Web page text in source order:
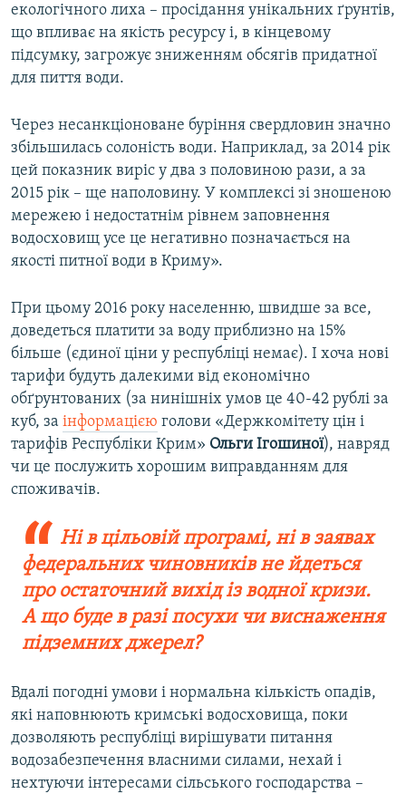
екологічного лиха – просідання унікальних ґрунтів,
що впливає на якість ресурсу і, в кінцевому
підсумку, загрожує зниженням обсягів придатної
для пиття води.
Через несанкціоноване буріння свердловин значно
збільшилась солоність води. Наприклад, за 2014 рік
цей показник виріс у два з половиною рази, а за
2015 рік – ще наполовину. У комплексі зі зношеною
мережею і недостатнім рівнем заповнення
водосховищ усе це негативно позначається на
якості питної води в Криму».
При цьому 2016 року населенню, швидше за все,
доведеться платити за воду приблизно на 15%
більше (єдиної ціни у республіці немає). І хоча нові
тарифи будуть далекими від економічно
обґрунтованих (за нинішніх умов це 40-42 рублі за
куб, за інформацією голови «Держкомітету цін і
тарифів Республіки Крим» Ольги Ігошиної), навряд
чи це послужить хорошим виправданням для
споживачів.
Ні в цільовій програмі, ні в заявах
федеральних чиновників не йдеться
про остаточний вихід із водної кризи.
А що буде в разі посухи чи виснаження
підземних джерел?​
Вдалі погодні умови і нормальна кількість опадів,
які наповнюють кримські водосховища, поки
дозволяють республіці вирішувати питання
водозабезпечення власними силами, нехай і
нехтуючи інтересами сільського господарства –